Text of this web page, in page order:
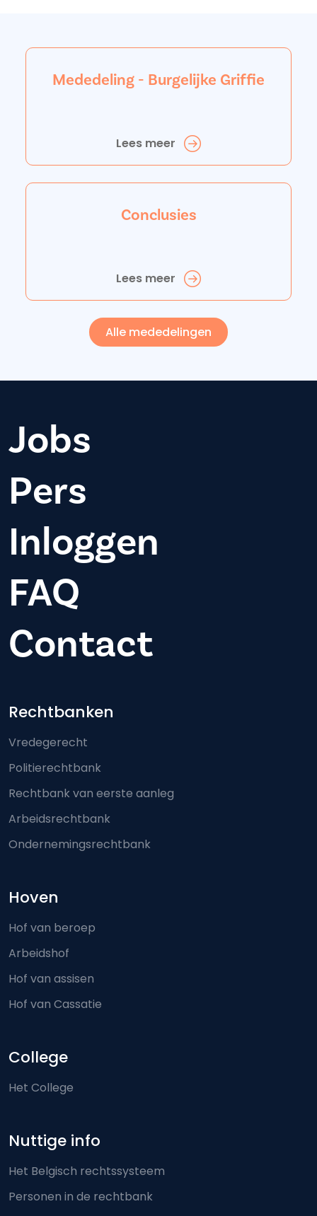
Mededeling - Burgelijke Griffie
Lees meer
Conclusies
Lees meer
Alle mededelingen
Jobs
Pers
Inloggen
FAQ
Contact
Footer-menu
Rechtbanken
Vredegerecht
Politierechtbank
Rechtbank van eerste aanleg
Arbeidsrechtbank
Ondernemingsrechtbank
Hoven
Hof van beroep
Arbeidshof
Hof van assisen
Hof van Cassatie
College
Het College
Nuttige info
Het Belgisch rechtssysteem
Personen in de rechtbank